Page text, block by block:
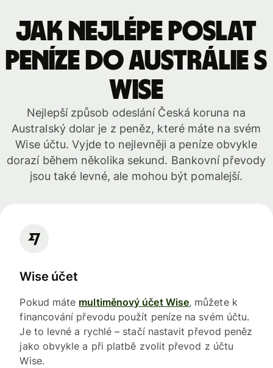
Jak nejlépe poslat
peníze do Austrálie s
WISE
Nejlepší způsob odeslání Česká koruna na
Australský dolar je z peněz, které máte na svém
Wise účtu. Vyjde to nejlevněji a peníze obvykle
dorazí během několika sekund. Bankovní převody
jsou také levné, ale mohou být pomalejší.
Wise účet
Pokud máte multiměnový účet Wise, můžete k
financování převodu použít peníze na svém účtu.
Je to levné a rychlé – stačí nastavit převod peněz
jako obvykle a při platbě zvolit převod z účtu
Wise.